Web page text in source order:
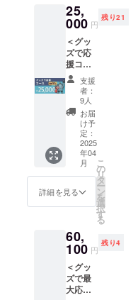
[５][６]
・2025
月：[８]
※コン
サート
準備の
ため、
リター
ンの送
付時期
が変動
する可
能性が
ありま
の際は
活動報
ご連絡
します
が、何
卒ご容
赦くだ
さい。
ありま
す。そ
の際は
活動報
告にて
事前に
ご連絡
します
が、何
卒ご容
赦くだ
さい。
◆ お届
け方
法： ・
ご指定
のご住
付：[２]
備考欄
記載内
ず備考
欄に[３]
に記載
ク DL
カード
（１
種）
[７] オ
リジナ
ル・サ
ウンド
トラッ
ク LPレ
コード
２枚組
※番号は
本文の
「リ
ターン
紹介」
け予
定： ・
2025年
１月～
２月初
旬：[２]
25,
000 円
残り21
＜グッ
ズで応
援コー
ス＞ ◆
内容
物：
[２] お
礼メッ
セージ
入り
アート
カード
[４] オ
ルゴー
ルアレ
ンジフ
バム
（デジ
タル）
[５] 8bit
チップ
チュー
支援
者：
9人
お届
け予
定：
2025
年04
月
詳細を見る
こ
の
リ
タ
ー
ン
を
選
択
す
る
60,
100 円
残り4
＜グッ
ズで最
大応